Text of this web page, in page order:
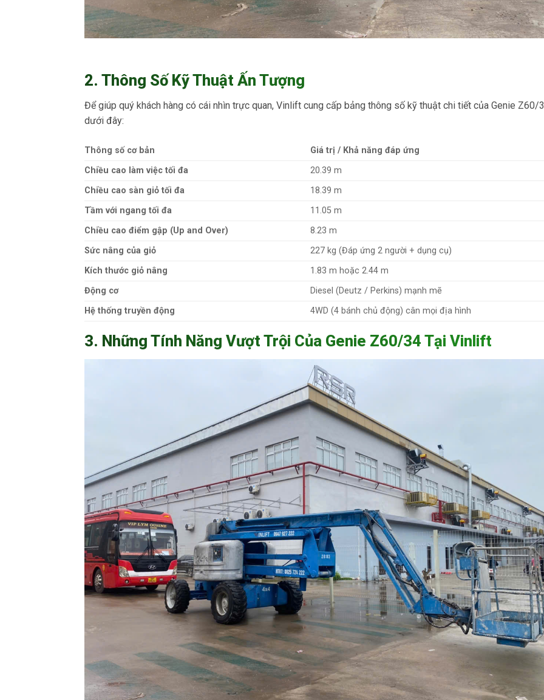
2. Thông Số Kỹ Thuật Ấn Tượng
Để giúp quý khách hàng có cái nhìn trực quan, Vinlift cung cấp bảng thông số kỹ thuật chi tiết của Genie Z60/
dưới đây:
Thông số cơ bản
Giá trị / Khả năng đáp ứng
Chiều cao làm việc tối đa
20.39 m
Chiều cao sàn giỏ tối đa
18.39 m
Tầm với ngang tối đa
11.05 m
Chiều cao điểm gập (Up and Over)
8.23 m
Sức nâng của giỏ
227 kg (Đáp ứng 2 người + dụng cụ)
Kích thước giỏ nâng
1.83 m hoặc 2.44 m
Động cơ
Diesel (Deutz / Perkins) mạnh mẽ
Hệ thống truyền động
4WD (4 bánh chủ động) cân mọi địa hình
3. Những Tính Năng Vượt Trội Của Genie Z60/34 Tại Vinlift